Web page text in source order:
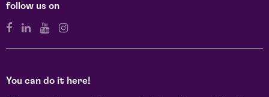
follow us on
You can do it here!